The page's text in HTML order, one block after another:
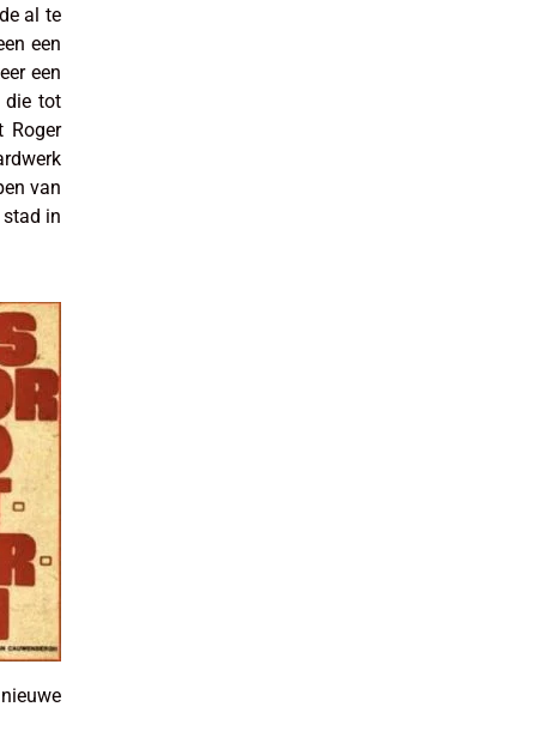
al te
een
een
die tot
Roger
van
in